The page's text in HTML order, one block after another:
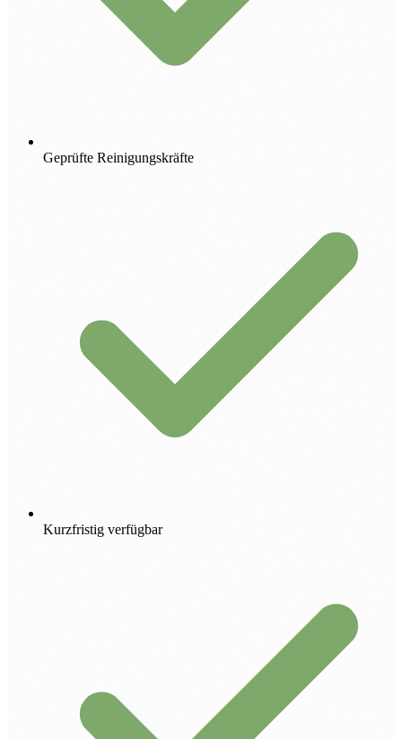
Geprüfte Reinigungskräfte
Kurzfristig verfügbar